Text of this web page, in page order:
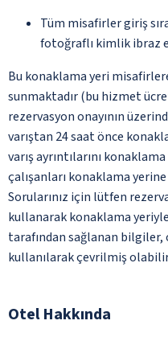
Tüm misafirler giriş
fotoğraflı kimlik ibraz
Bu konaklama yeri
sunmaktadır (bu hizmet
rezervasyon onayının
varıştan 24 saat önce
varış ayrıntılarını
çalışanları konaklama
Sorularınız için lütfen
kullanarak konaklama
tarafından sağlanan
kullanılarak çevrilmiş
Otel Hakkında